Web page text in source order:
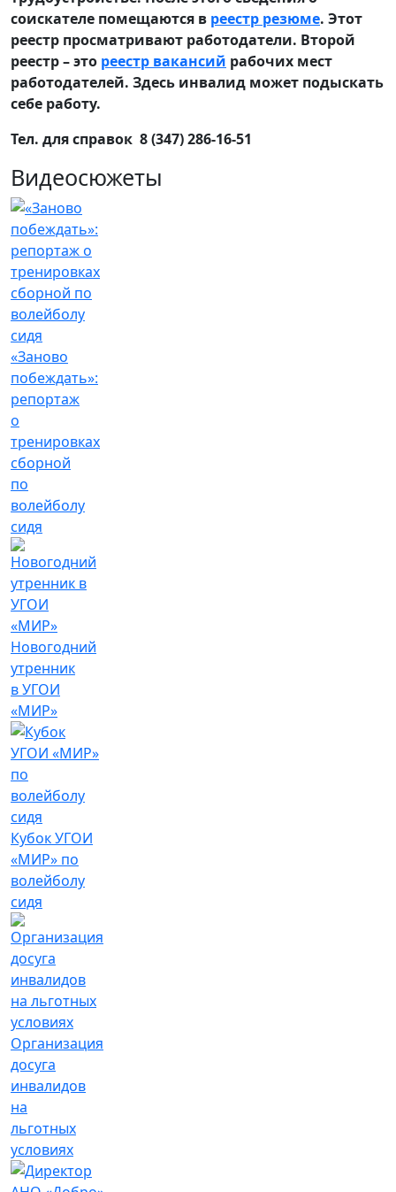
соискателе помещаются в реестр резюме. Этот
реестр просматривают работодатели. Второй
реестр – это реестр вакансий рабочих мест
работодателей. Здесь инвалид может подыскать
себе работу.
Тел. для справок 8 (347) 286-16-51
Видеосюжеты
«Заново
побеждать»:
репортаж
о
тренировках
сборной
по
волейболу
сидя
Новогодний
утренник
в УГОИ
«МИР»
Кубок УГОИ
«МИР» по
волейболу
сидя
Организация
досуга
инвалидов
на
льготных
условиях